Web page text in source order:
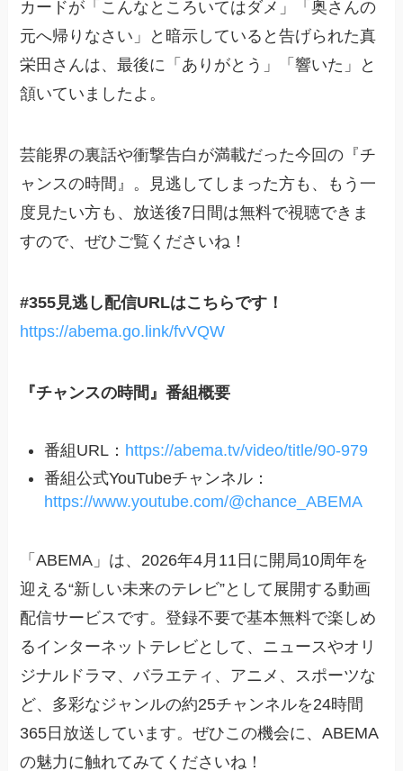
カードが「こんなところいてはダメ」「奥さんの
元へ帰りなさい」と暗示していると告げられた真
栄田さんは、最後に「ありがとう」「響いた」と
頷いていましたよ。
芸能界の裏話や衝撃告白が満載だった今回の『チ
ャンスの時間』。見逃してしまった方も、もう一
度見たい方も、放送後7日間は無料で視聴できま
すので、ぜひご覧くださいね！
#355見逃し配信URLはこちらです！
https://abema.go.link/fvVQW
『チャンスの時間』番組概要
番組URL： https://abema.tv/video/title/90-979
番組公式YouTubeチャンネル：
https://www.youtube.com/@chance_ABEMA
「ABEMA」は、2026年4月11日に開局10周年を
迎える“新しい未来のテレビ”として展開する動画
配信サービスです。登録不要で基本無料で楽しめ
るインターネットテレビとして、ニュースやオリ
ジナルドラマ、バラエティ、アニメ、スポーツな
ど、多彩なジャンルの約25チャンネルを24時間
365日放送しています。ぜひこの機会に、ABEMA
の魅力に触れてみてくださいね！